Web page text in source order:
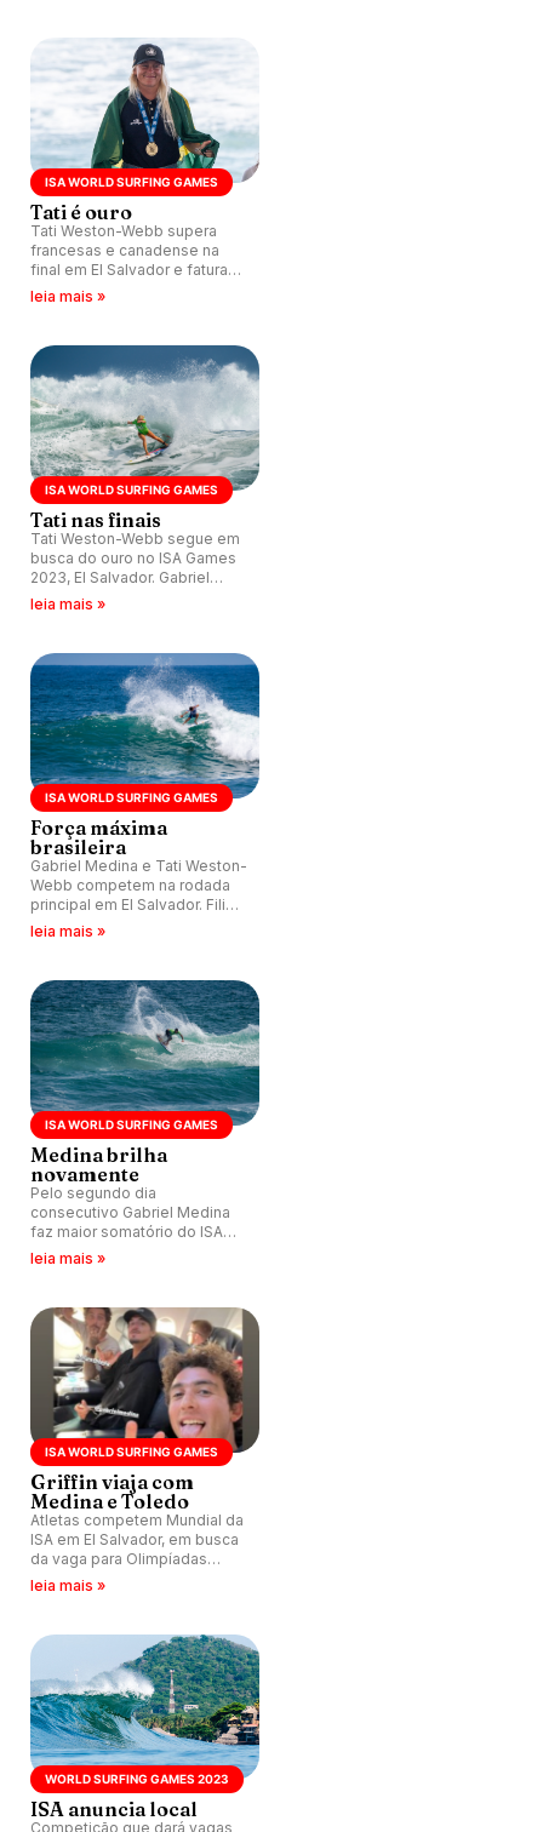
ISA WORLD SURFING GAMES
Tati é ouro
Tati Weston-Webb supera
francesas e canadense na
final em El Salvador e fatura
ouro do Mundial da ISA.
leia mais »
ISA WORLD SURFING GAMES
Tati nas finais
Tati Weston-Webb segue em
busca do ouro no ISA Games
2023, El Salvador. Gabriel
Medina e João 'Chianca'
leia mais »
ISA WORLD SURFING GAMES
Força máxima
brasileira
Gabriel Medina e Tati Weston-
Webb competem na rodada
principal em El Salvador. Filipe
Toledo, João Chianca, Luana
leia mais »
ISA WORLD SURFING GAMES
Medina brilha
novamente
Pelo segundo dia
consecutivo Gabriel Medina
faz maior somatório do ISA
Games 2023 em El Salvador.
leia mais »
ISA WORLD SURFING GAMES
Griffin viaja com
Medina e Toledo
Atletas competem Mundial da
ISA em El Salvador, em busca
da vaga para Olimpíadas
2024. Mais quatro brasileiros
leia mais »
WORLD SURFING GAMES 2023
ISA anuncia local
Competição que dará vagas